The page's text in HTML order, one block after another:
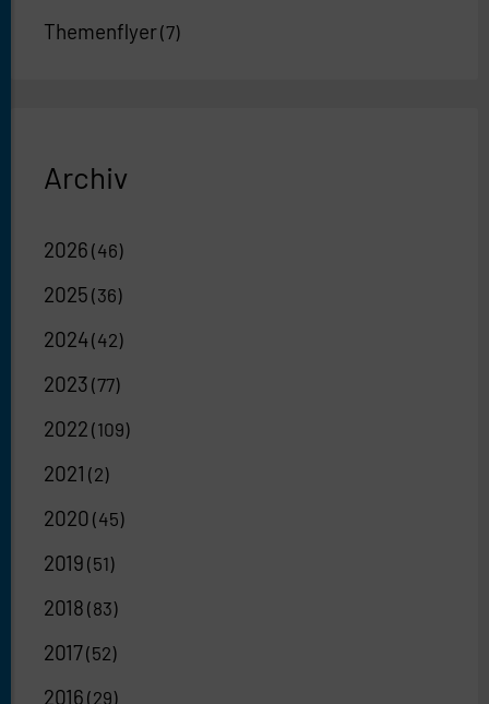
Themenflyer(7)
Archiv
2026 (46)
2025 (36)
2024 (42)
2023 (77)
2022 (109)
2021 (2)
2020 (45)
2019 (51)
2018 (83)
2017(52)
2016 (29)